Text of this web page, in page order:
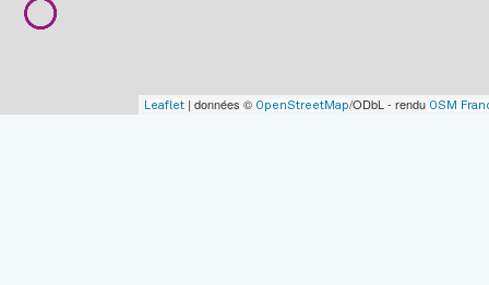
Leaflet | données © OpenStreetMap/ODbL - rendu OSM